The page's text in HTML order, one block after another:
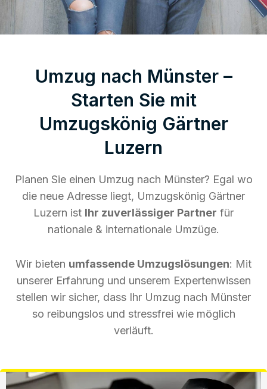
Umzug nach Münster –
Starten Sie mit
Umzugskönig Gärtner
Luzern
Planen Sie einen Umzug nach Münster? Egal wo
die neue Adresse liegt, Umzugskönig Gärtner
Luzern ist Ihr zuverlässiger Partner für
nationale & internationale Umzüge.
Wir bieten umfassende Umzugslösungen: Mit
unserer Erfahrung und unserem Expertenwissen
stellen wir sicher, dass Ihr Umzug nach Münster
so reibungslos und stressfrei wie möglich
verläuft.